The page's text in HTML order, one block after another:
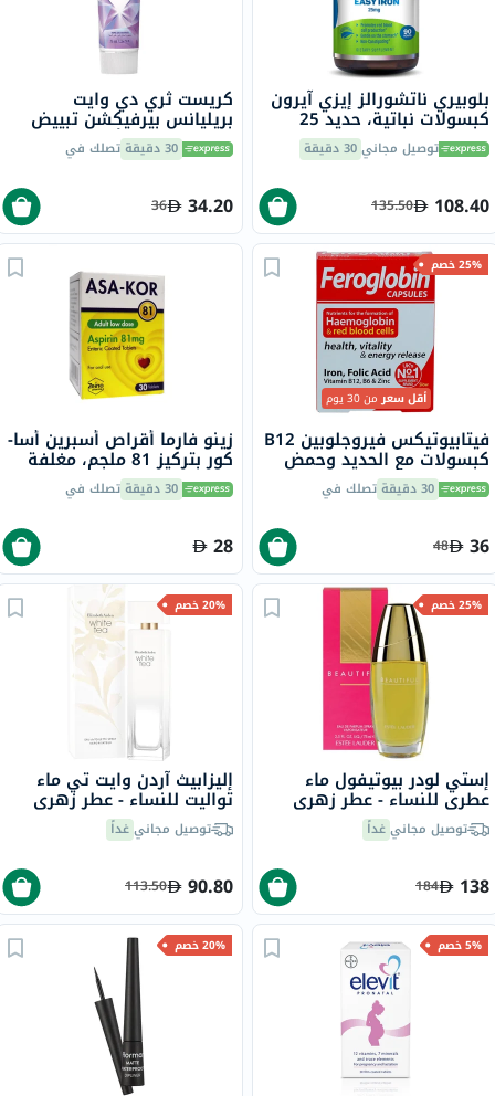
بلوبيري ناتشورالز إيزي آيرون
كبسولات نباتية، حديد 25
ملجم، 90 قطعة B0265توصيل مجاني30 دقيقة
108.40
135.50
كريست ثري دي وايت
بريليانس بيرفيكشن تبييض
متقدم معجون أسنان آمن على
مينا الأسنان 75 مل
30 دقيقة تصلك في
34.20
36
25% خصم
أقل سعرمن 30 يوم
فيتابيوتيكس فيروجلوبين B12
كبسولات مع الحديد وحمض
الفوليك وفيتامين B12
لمحاربة التعب، 30 كبسولة
30 دقيقة تصلك في
36
48
زينو فارما أقراص أسبرين أسا-
كور بتركيز 81 ملجم، مغلفة
معويًا، 3030 دقيقة تصلك في
28
25% خصم
إستي لودر بيوتيفول ماء
عطري للنساء - عطر زهري
غني 75 ملتوصيل مجانيغداً
138
184
20% خصم
إليزابيث آردن وايت تي ماء
تواليت للنساء - عطر زهري
فاخر، 100 ملتوصيل مجانيغداً
90.80
113.50
5% خصم 20% خصم